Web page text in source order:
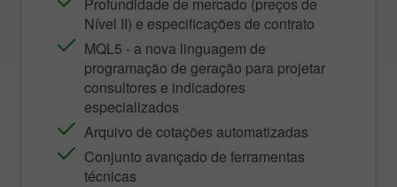
Nível II) e especificações de contrato
MQL5 - a nova linguagem de
programação de geração para projetar
consultores e indicadores
especializados
Arquivo de cotações automatizadas
Conjunto avançado de ferramentas
técnicas